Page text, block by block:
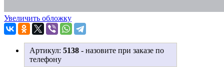
Увеличить обложку
Артикул: 5138 - назовите при заказе по
телефону